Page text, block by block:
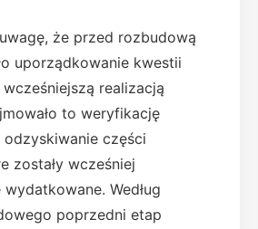
że przed rozbudową
uporządkowanie kwestii
realizacją
to weryfikację
części
zostały wcześniej
Według
poprzedni etap